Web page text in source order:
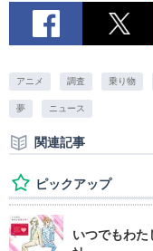
アニメ 調査 乗り物
夢 ニュース
関連記事
ピックアップ
いつでもわ